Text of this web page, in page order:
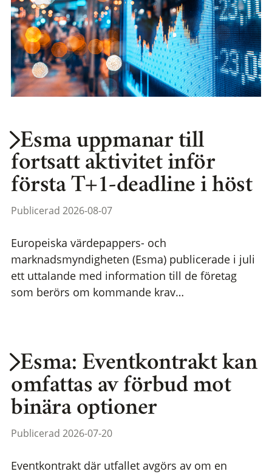
Esma uppmanar till
fortsatt aktivitet inför
första T+1-deadline i höst
Publicerad 2026-08-07
Europeiska värdepappers- och
marknadsmyndigheten (Esma) publicerade i juli
ett uttalande med information till de företag
som berörs om kommande krav…
Esma: Eventkontrakt kan
omfattas av förbud mot
binära optioner
Publicerad 2026-07-20
Eventkontrakt där utfallet avgörs av om en